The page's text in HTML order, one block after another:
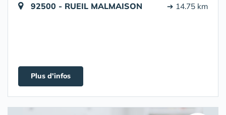
92500 - RUEIL MALMAISON ➔ 14.75 km
Plus d'infos